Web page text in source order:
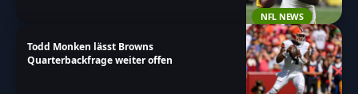
NFL NEWS
Todd Monken lässt Browns
Quarterbackfrage weiter offen